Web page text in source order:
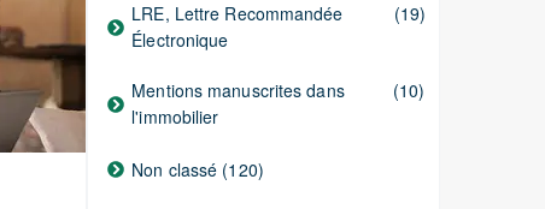
LRE, Lettre Recommandée
Électronique
(19)
Mentions manuscrites dans
l'immobilier
(10)
Non classé (120)